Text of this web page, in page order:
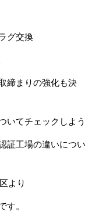
グ交換
締まりの強化も決
いてチェックしよう
証工場の違いについ
より
。